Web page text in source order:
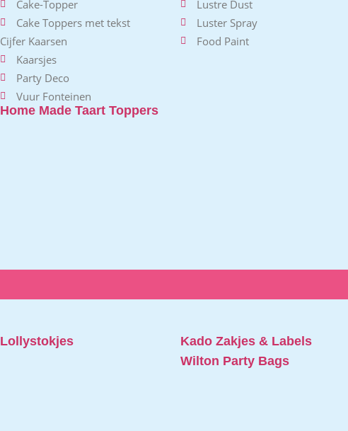
Cake-Topper
Cake Toppers met tekst
Cijfer Kaarsen
Kaarsjes
Party Deco
Vuur Fonteinen
Home Made Taart Toppers
Lustre Dust
Luster Spray
Food Paint
Lollystokjes
Kado Zakjes & Labels
Wilton Party Bags